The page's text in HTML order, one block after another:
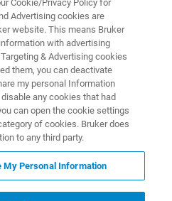
química y biología
Cookie/Privacy Policy for
Advertising cookies are
website. This means Bruker
with advertising
& Advertising cookies
them, you can deactivate
my personal Information
any cookies that had
can open the cookie settings
of cookies. Bruker does
to any third party.
My Personal Information